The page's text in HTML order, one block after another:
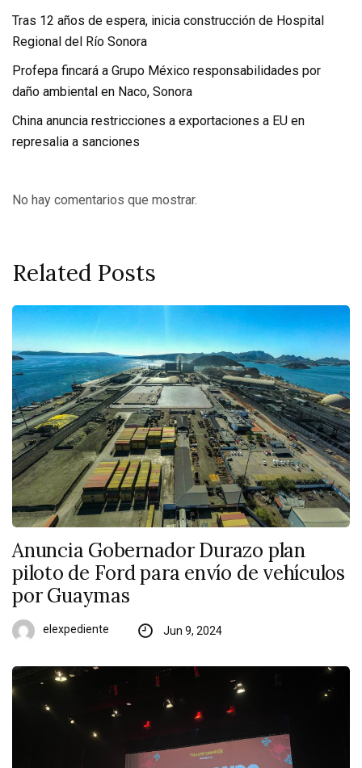
Tras 12 años de espera, inicia construcción de Hospital
Regional del Río Sonora
Profepa fincará a Grupo México responsabilidades por
daño ambiental en Naco, Sonora
China anuncia restricciones a exportaciones a EU en
represalia a sanciones
No hay comentarios que mostrar.
Related Posts
Anuncia Gobernador Durazo plan
piloto de Ford para envío de vehículos
por Guaymas
elexpediente Jun 9, 2024